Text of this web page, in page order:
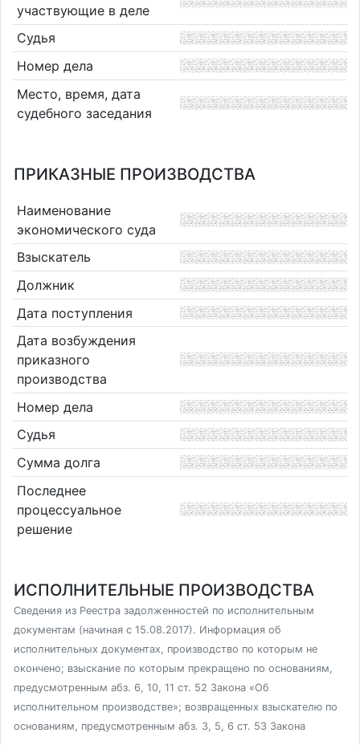
участвующие в деле
Судья
Номер дела
Место, время, дата
судебного заседания
ПРИКАЗНЫЕ ПРОИЗВОДСТВА
Наименование
экономического суда
Взыскатель
Должник
Дата поступления
Дата возбуждения
приказного
производства
Номер дела
Судья
Сумма долга
Последнее
процессуальное
решение
ИСПОЛНИТЕЛЬНЫЕ ПРОИЗВОДСТВА
Сведения из Реестра задолженностей по исполнительным
документам (начиная с 15.08.2017). Информация об
исполнительных документах, производство по которым не
окончено; взыскание по которым прекращено по основаниям,
предусмотренным абз. 6, 10, 11 ст. 52 Закона «Об
исполнительном производстве»; возвращенных взыскателю по
основаниям, предусмотренным абз. 3, 5, 6 ст. 53 Закона